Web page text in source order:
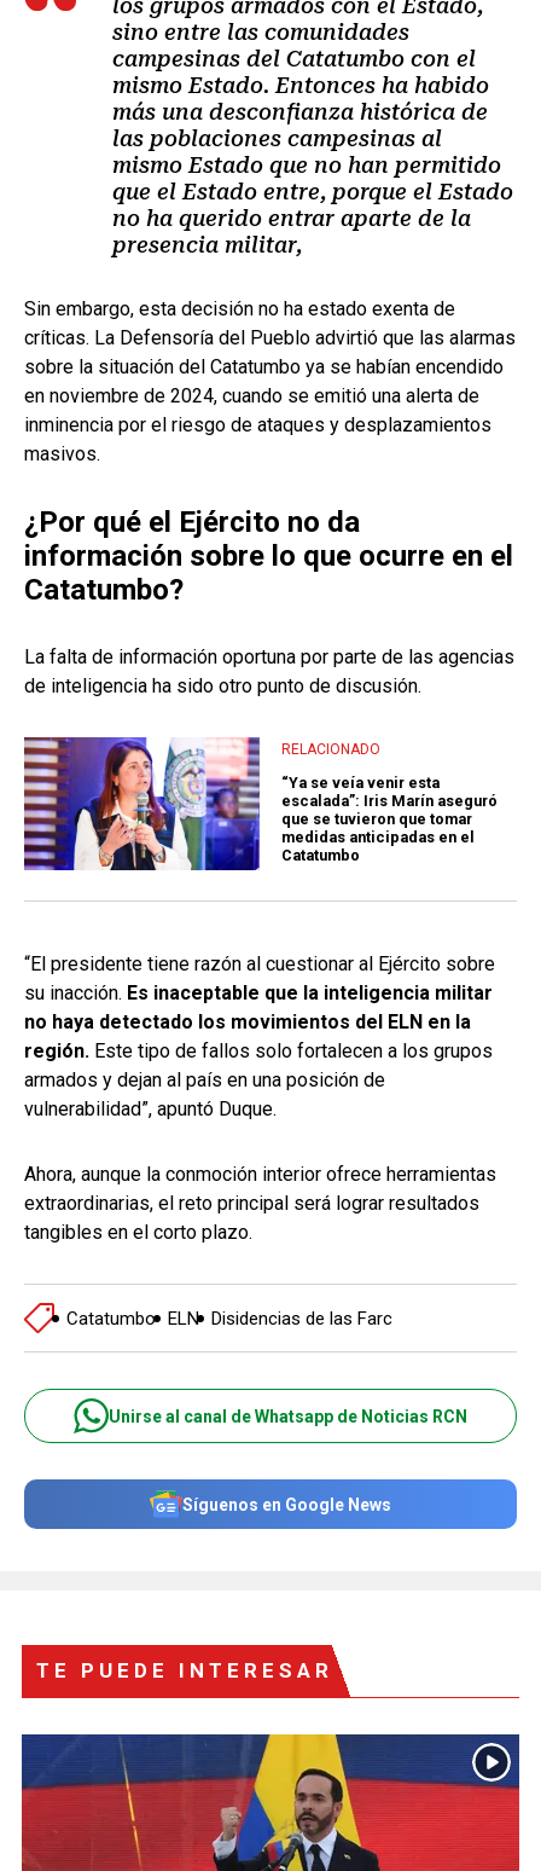
los grupos armados con el Estado,
sino entre las comunidades
campesinas del Catatumbo con el
mismo Estado. Entonces ha habido
más una desconfianza histórica de
las poblaciones campesinas al
mismo Estado que no han permitido
que el Estado entre, porque el Estado
no ha querido entrar aparte de la
presencia militar,
Sin embargo, esta decisión no ha estado exenta de
críticas. La Defensoría del Pueblo advirtió que las alarmas
sobre la situación del Catatumbo ya se habían encendido
en noviembre de 2024, cuando se emitió una alerta de
inminencia por el riesgo de ataques y desplazamientos
masivos.
¿Por qué el Ejército no da
información sobre lo que ocurre en el
Catatumbo?
La falta de información oportuna por parte de las agencias
de inteligencia ha sido otro punto de discusión.
RELACIONADO
“Ya se veía venir esta
escalada”: Iris Marín aseguró
que se tuvieron que tomar
medidas anticipadas en el
Catatumbo
“El presidente tiene razón al cuestionar al Ejército sobre
su inacción. Es inaceptable que la inteligencia militar
no haya detectado los movimientos del ELN en la
región. Este tipo de fallos solo fortalecen a los grupos
armados y dejan al país en una posición de
vulnerabilidad”, apuntó Duque.
Ahora, aunque la conmoción interior ofrece herramientas
extraordinarias, el reto principal será lograr resultados
tangibles en el corto plazo.
Catatumbo ELN Disidencias de las Farc
Unirse al canal de Whatsapp de Noticias RCN
Síguenos en Google News
TE PUEDE INTERESAR